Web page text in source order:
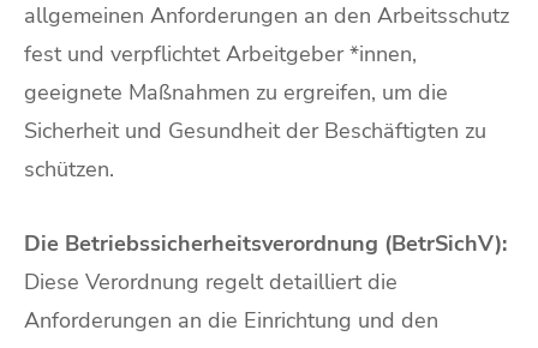
allgemeinen Anforderungen an den Arbeitsschutz
fest und verpflichtet Arbeitgeber *innen,
geeignete Maßnahmen zu ergreifen, um die
Sicherheit und Gesundheit der Beschäftigten zu
schützen.
Die Betriebssicherheitsverordnung (BetrSichV):
Diese Verordnung regelt detailliert die
Anforderungen an die Einrichtung und den